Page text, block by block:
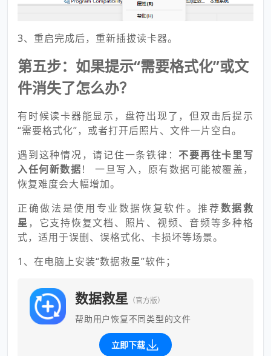
3、重启完成后，重新插拔读卡器。
第五步：如果提示“需要格式化”或文
件消失了怎么办？
有时候读卡器能显示，盘符出现了，但双击后提示
“需要格式化”，或者打开后照片、文件一片空白。
遇到这种情况，请记住一条铁律： 不要再往卡里写
入任何新数据！ 一旦写入，原有数据可能被覆盖，
恢复难度会大幅增加。
正确做法是使用专业数据恢复软件。推荐数据救
星 ，它支持恢复文档、照片、视频、音频等多种格
式，适用于误删、误格式化、卡损坏等场景。
1、在电脑上安装“数据救星”软件；
数据救星 （官方版）
帮助用户恢复不同类型的文件
立即下载